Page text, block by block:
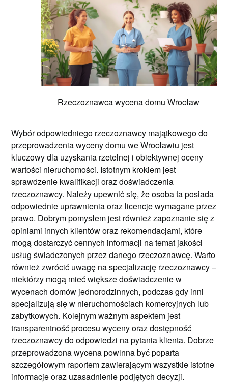
Rzeczoznawca wycena domu Wrocław
Wybór odpowiedniego rzeczoznawcy majątkowego do
przeprowadzenia wyceny domu we Wrocławiu jest
kluczowy dla uzyskania rzetelnej i obiektywnej oceny
wartości nieruchomości. Istotnym krokiem jest
sprawdzenie kwalifikacji oraz doświadczenia
rzeczoznawcy. Należy upewnić się, że osoba ta posiada
odpowiednie uprawnienia oraz licencje wymagane przez
prawo. Dobrym pomysłem jest również zapoznanie się z
opiniami innych klientów oraz rekomendacjami, które
mogą dostarczyć cennych informacji na temat jakości
usług świadczonych przez danego rzeczoznawcę. Warto
również zwrócić uwagę na specjalizację rzeczoznawcy –
niektórzy mogą mieć większe doświadczenie w
wycenach domów jednorodzinnych, podczas gdy inni
specjalizują się w nieruchomościach komercyjnych lub
zabytkowych. Kolejnym ważnym aspektem jest
transparentność procesu wyceny oraz dostępność
rzeczoznawcy do odpowiedzi na pytania klienta. Dobrze
przeprowadzona wycena powinna być poparta
szczegółowym raportem zawierającym wszystkie istotne
informacje oraz uzasadnienie podjętych decyzji.